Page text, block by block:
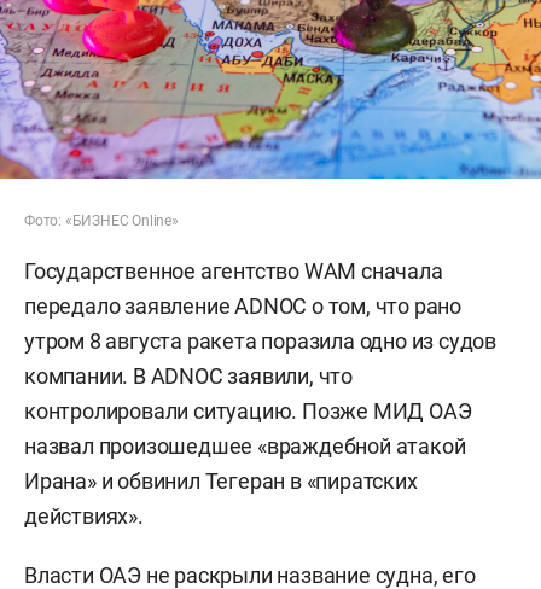
Фото: «БИЗНЕС Online»
Государственное агентство WAM сначала
передало заявление ADNOC о том, что рано
утром 8 августа ракета поразила одно из судов
компании. В ADNOC заявили, что
контролировали ситуацию. Позже МИД ОАЭ
назвал произошедшее «враждебной атакой
Ирана» и обвинил Тегеран в «пиратских
действиях».
Власти ОАЭ не раскрыли название судна, его